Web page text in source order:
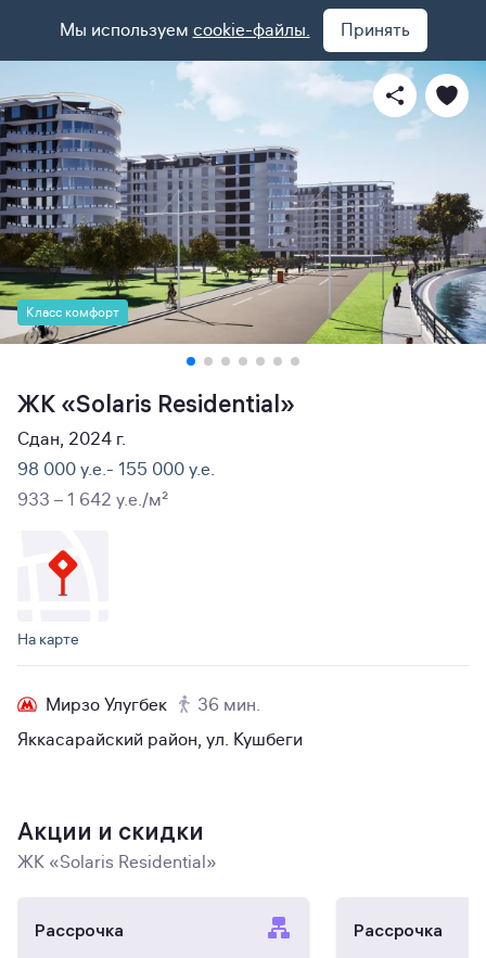
Мы используем cookie-файлы. Принять
Класс комфорт
ЖК «Solaris Residential»
Сдан, 2024 г.
98 000 y.e.- 155 000 y.e.
933 – 1 642 y.e./м²
На карте
Мирзо Улугбек
36 мин.
Яккасарайский район, ул. Кушбеги
Акции и скидки
ЖК «Solaris Residential»
Рассрочка Рассрочка